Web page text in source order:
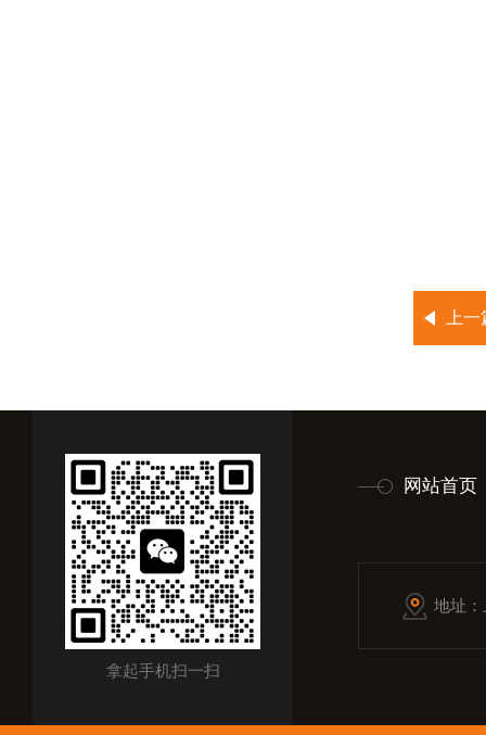
上
拿起手机扫一扫
网站首页
地址